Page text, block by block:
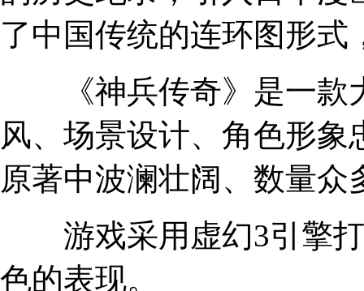
了中国传统的连环图形
《神兵传奇》是一款
风、场景设计、角色形
原著中波澜壮阔、数量
游戏采用虚幻3引擎打
色的表现。